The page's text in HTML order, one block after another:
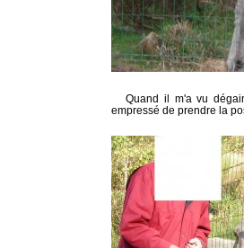
Quand il m'a vu
empressé de prendre la